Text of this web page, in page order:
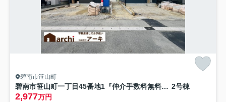
碧南市笹山町
碧南市笹山町一丁目45番地1『仲介手数料無料』新築一戸建て・建売 2号棟
2,977万円